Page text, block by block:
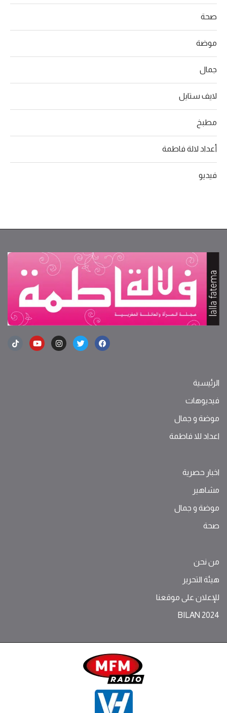
صحة
موضة
جمال
لايف ستايل
مطبخ
أعداد لالة فاطمة
فيديو
الرئيسية
فيديوهات
موضة ‫و‬ ‫‬‫جمال‬
اعداد للا فاطمة
اخبار حصرية
مشاهير
موضة ‫و‬ ‫‬‫جمال‬
صحة
من نحن
هيئة التحرير
للإعلان على موقعنا
BILAN 2024